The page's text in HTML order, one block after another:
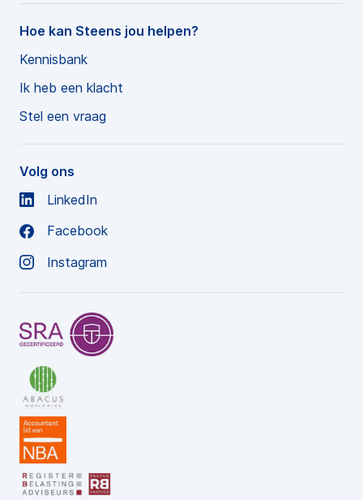
Hoe kan Steens jou helpen?
Kennisbank
Ik heb een klacht
Stel een vraag
Volg ons
LinkedIn
Facebook
Instagram